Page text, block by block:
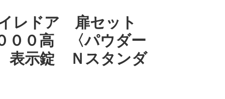
レドア 扉セット
００高 〈パウダー
示錠 Ｎスタンダ